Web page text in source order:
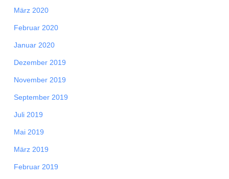
März 2020
Februar 2020
Januar 2020
Dezember 2019
November 2019
September 2019
Juli 2019
Mai 2019
März 2019
Februar 2019